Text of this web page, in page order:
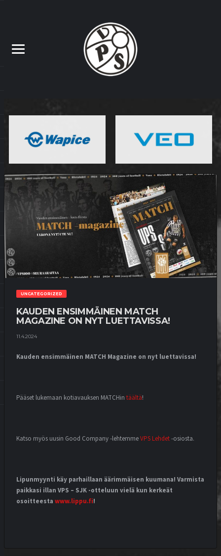
UNCATEGORIZED
KAUDEN ENSIMMÄINEN MATCH
MAGAZINE ON NYT LUETTAVISSA!
11.4.2024
Kauden ensimmäinen MATCH Magazine on nyt luettavissa!
Pääset lukemaan kotiavauksen MATCHin täältä!
Katso myös uusin Good Company -lehtemmeVPS Lehdet-osiosta.
Lipunmyynti käy parhaillaan äärimmäisen kuumana! Varmista
paikkasi illan VPS – SJK -otteluun vielä kun kerkeät
osoitteesta www.lippu.fi!